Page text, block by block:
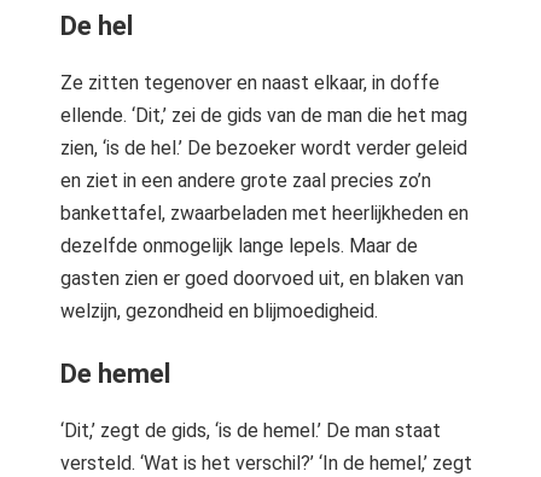
De hel
Ze zitten tegenover en naast elkaar, in doffe
ellende. ‘Dit,’ zei de gids van de man die het mag
zien, ‘is de hel.’ De bezoeker wordt verder geleid
en ziet in een andere grote zaal precies zo’n
bankettafel, zwaarbeladen met heerlijkheden en
dezelfde onmogelijk lange lepels. Maar de
gasten zien er goed doorvoed uit, en blaken van
welzijn, gezondheid en blijmoedigheid.
De hemel
‘Dit,’ zegt de gids, ‘is de hemel.’ De man staat
versteld. ‘Wat is het verschil?’ ‘In de hemel,’ zegt